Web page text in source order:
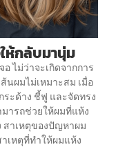
ห้กลับมานุ่ม
ไม่ว่าจะเกิดจากการ
นผมไม่เหมาะสม เมื่อ
ะด้าง ชี้ฟู และจัดทรง
ารถช่วยให้ผมที่แห้ง
สาเหตุของปัญหาผม
เหตุที่ทำให้ผมแห้ง